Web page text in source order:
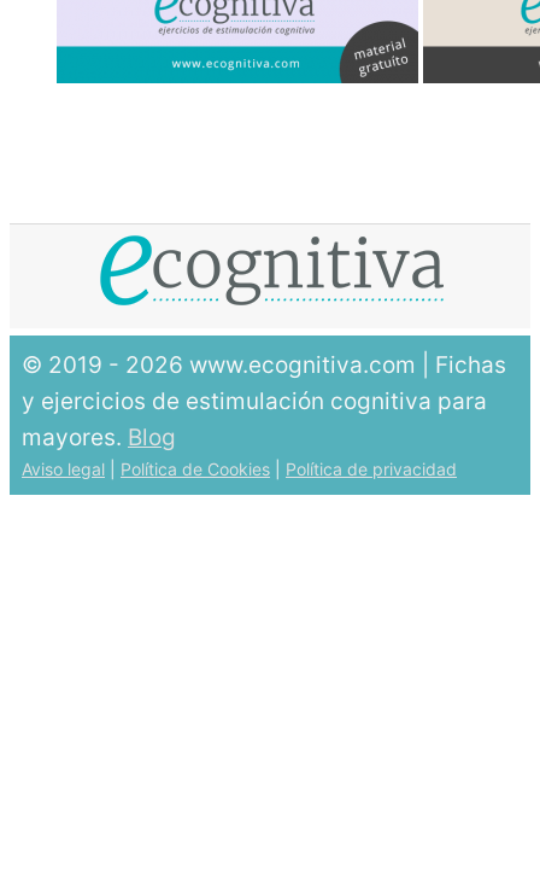
© 2019 - 2026 www.ecognitiva.com | Fichas
y ejercicios de estimulación cognitiva para
mayores. Blog
Aviso legal Política de Cookies Política de privacidad